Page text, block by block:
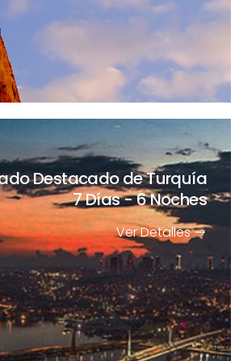
Destacado de Turquía
7 Días - 6 Noches
Ver Detalles